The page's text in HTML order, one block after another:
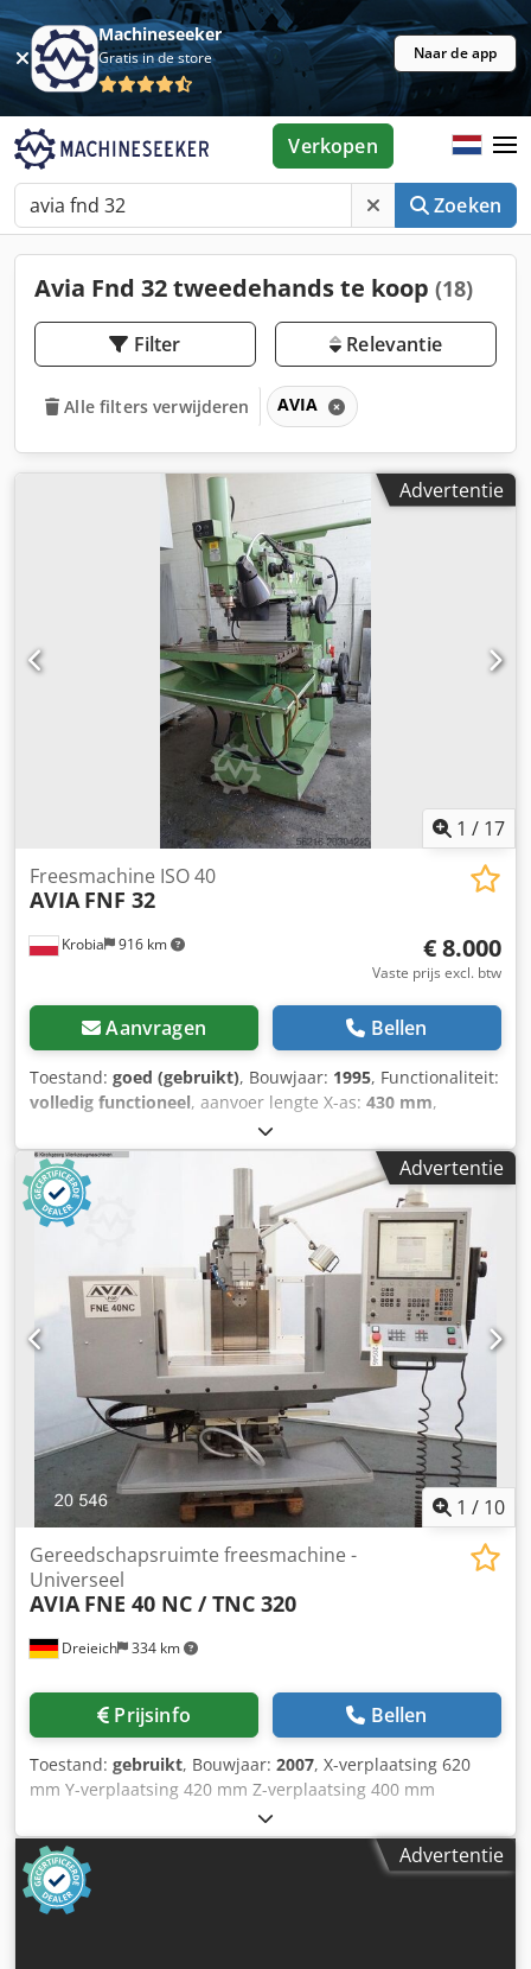
Machineseeker
Gratis in de store Naar de app
Zoeken
Verkopen
Avia Fnd 32 tweedehands te koop (18)
Filter Relevantie
Alle filters verwijderen AVIA
Advertentie
1 / 17
Krobia 916 km
Freesmachine ISO 40
AVIA FNF 32
€ 8.000
Vaste prijs excl. btw
Aanvragen Bellen
Toestand: goed (gebruikt), Bouwjaar: 1995, Functionaliteit:
volledig functioneel, aanvoer lengte X-as: 430 mm,
410 mm, voedingslengte Z-as:
mm, spilsnelheid (max.):2.500 rpm, spindelsnelheid
(min.):50 rpm , totale hoogte:
, totale breedte:
1.475 mm
1.700 mm, tafelbreedte:320 mm
tafel lengte:
, totaalgewicht: 1.650 kg, Universele
freesmachine FNF 32. Bouwjaar: 1995 (FOP AVIA Polen)
Specificaties: Crjdpfxjxnynbo Apmof Horizontale werktafel:
320 x 800 mm. Verticale werktafel: 320 x 900 mm.
Spindelconus: ISO 40. Draaibare kop: +60;0;-60 graden.
Hydraulische gereedschapsopname. Verplaatsingen: X -
430 mm, Y - 410 mm, Z - 360 mm, Spindeltoerental "1": 50-
315 tpm Spindeltoerental "2": 400-2500 tpm
Hoofdmotorvermogen: 4 kW. Aansluitvermogen: 5 kW.
Afmetingen (LxBxH): 1700 x 1475 x 2000 mm. Gewicht: 1650
kg.
Advertentie
1 / 10
Dreieich 334 km
Gereedschapsruimte freesmachine -
Universeel
AVIA FNE 40 NC / TNC 320
Prijsinfo Bellen
Toestand: gebruikt, Bouwjaar: 2007, X-verplaatsing 620
mm Y-verplaatsing 420 mm Z-verplaatsing 400 mm
Besturing TNC 320 HEIDENHAIN Spindelopname ISO 40
Spindelsnelheden 50 - 4.000 tpm Tafelafmeting 800 x 400
mm Tafelbelasting 400 kg Voedingen traploos 0 - 8.000
mm/min Snelle verplaatsing 8,0 m/min Aandrijfvermogen
6,0 kW Pinolslag 80 mm Bedrijfsspanning 400 V Totaal
Advertentie